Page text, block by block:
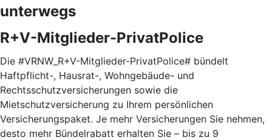
unterwegs
R+V-Mitglieder-PrivatPolice
Die #VRNW_R+V-Mitglieder-PrivatPolice# bündelt
Haftpflicht-, Hausrat-, Wohngebäude- und
Rechtsschutzversicherungen sowie die
Mietschutzversicherung zu Ihrem persönlichen
Versicherungspaket. Je mehr Versicherungen Sie nehmen,
desto mehr Bündelrabatt erhalten Sie – bis zu 9